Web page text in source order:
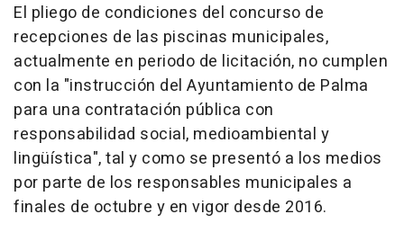
El pliego de condiciones del concurso de
recepciones de las piscinas municipales,
actualmente en periodo de licitación, no cumplen
con la "instrucción del Ayuntamiento de Palma
para una contratación pública con
responsabilidad social, medioambiental y
lingüística", tal y como se presentó a los medios
por parte de los responsables municipales a
finales de octubre y en vigor desde 2016.